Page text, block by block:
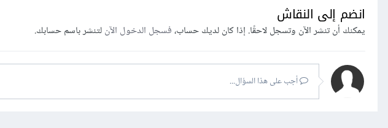
انضم إلى النقاش
يمكنك أن تنشر الآن وتسجل لاحقًا. إذا كان لديك حساب،فسجل الدخول الآنلتنشر باسم حسابك.
أجب على هذا السؤال...